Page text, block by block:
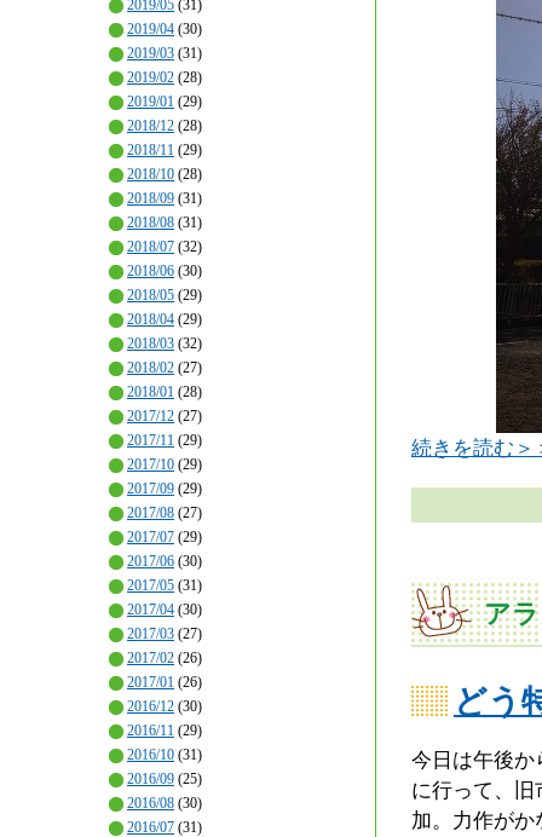
2019/05 (31)
2019/04 (30)
2019/03 (31)
2019/02 (28)
2019/01 (29)
2018/12 (28)
2018/11 (29)
2018/10 (28)
2018/09 (31)
2018/08 (31)
2018/07 (32)
2018/06 (30)
2018/05 (29)
2018/04 (29)
2018/03 (32)
2018/02 (27)
2018/01 (28)
2017/12 (27)
2017/11 (29)
2017/10 (29)
2017/09 (29)
2017/08 (27)
2017/07 (29)
2017/06 (30)
2017/05 (31)
2017/04 (30)
2017/03 (27)
2017/02 (26)
2017/01 (26)
2016/12 (30)
2016/11 (29)
2016/10 (31)
2016/09 (25)
2016/08 (30)
2016/07 (31)
続きを読む＞
ア
どう
今日は午後か
に行って、
加。力作が